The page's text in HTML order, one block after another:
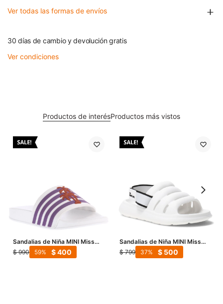
Ver todas las formas de envíos
30 días de cambio y devolución gratis
Ver condiciones
Productos de interésProductos más vistos
Sandalias de Niña MINI Miss
Carol PALM con banda - Blanco
$ 990 $400
59
Sandalias de Niña MINI Miss
Carol Piccadilly - Blanco
$ 799 $ 500
37